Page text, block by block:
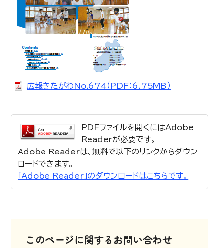
広報きたがわNo.674（PDF：6.75MB）
PDFファイルを開くにはAdobe
Readerが必要です。
Adobe Readerは、無料で以下のリンクからダウン
ロードできます。
「Adobe Reader」のダウンロードはこちらです。
このページに関するお問い合わせ